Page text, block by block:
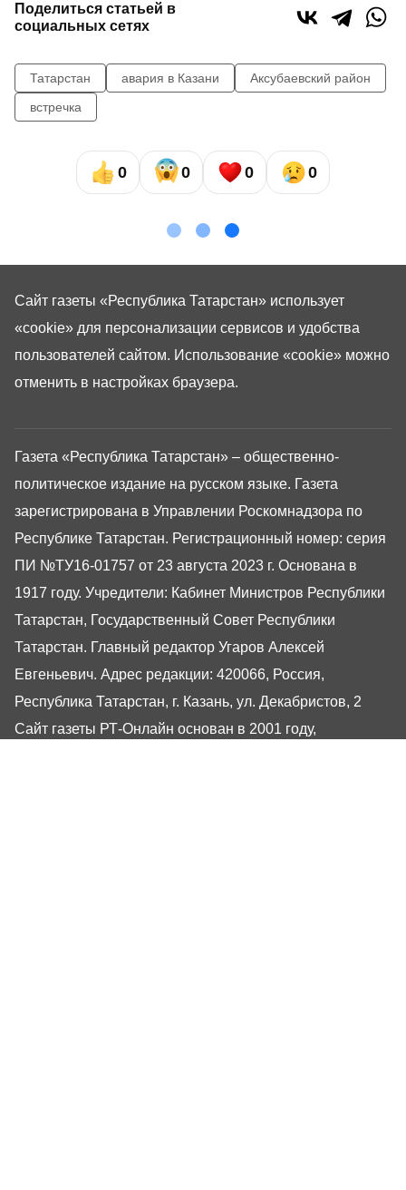
Поделиться статьей в
социальных сетях
Татарстан авария в Казани
Аксубаевский район
встречка
0 0 0 0
Газета «Республика Татарстан» – общественно-
политическое издание на русском языке. Газета
зарегистрирована в Управлении Роскомнадзора по
Республике Татарстан. Регистрационный номер: серия
ПИ №ТУ16-01757 от 23 августа 2023 г. Основана в
1917 году. Учредители: Кабинет Министров Республики
Татарстан, Государственный Совет Республики
Татарстан. Главный редактор Угаров Алексей
Евгеньевич. Адрес редакции: 420066, Россия,
Республика Татарстан, г. Казань, ул. Декабристов, 2
Сайт газеты РТ-Онлайн основан в 2001 году,
Сайт газеты «Республика Татарстан» использует
«cookie» для персонализации сервисов и удобства
пользователей сайтом. Использование «cookie» можно
отменить в настройках браузера.